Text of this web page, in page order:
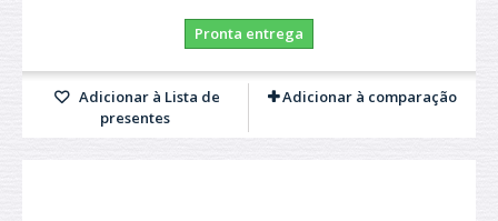
Pronta entrega
Adicionar à Lista de
presentes
Adicionar à comparação